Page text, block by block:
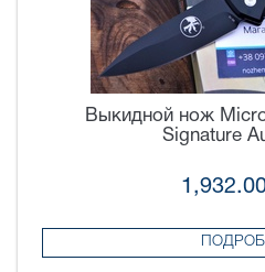
Выкидной нож
Signature